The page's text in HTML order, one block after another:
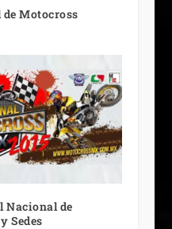
Motocross
Nacional de
Sedes